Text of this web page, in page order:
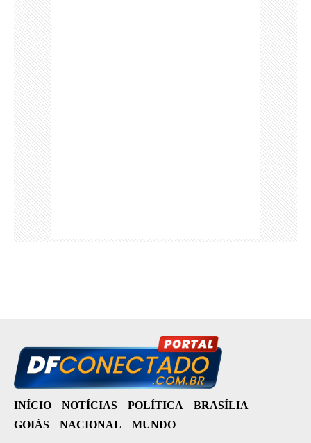
INÍCIO NOTÍCIAS POLÍTICA
BRASÍLIA
GOIÁS
NACIONAL MUNDO